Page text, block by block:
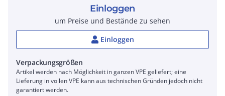
Einloggen
um Preise und Bestände zu sehen
Einloggen
Verpackungsgrößen
Artikel werden nach Möglichkeit in ganzen VPE geliefert; eine
Lieferung in vollen VPE kann aus technischen Gründen jedoch nicht
garantiert werden.